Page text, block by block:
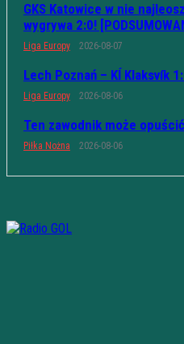
GKS Katowice w nie
wygrywa 2:0!
Liga Europy 2026-08-07
Lech Poznań – KÍ Klaksvík
Liga Europy 2026-08-06
Ten zawodnik może
Piłka Nożna 2026-08-06